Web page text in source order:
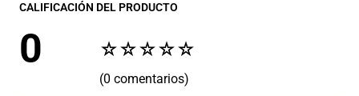
CALIFICACIÓN DEL PRODUCTO
☆☆☆☆☆
0
(0 comentarios)